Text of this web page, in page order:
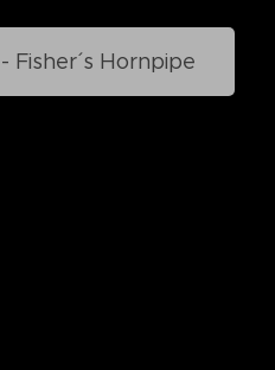
Fisher´ s Hornpipe